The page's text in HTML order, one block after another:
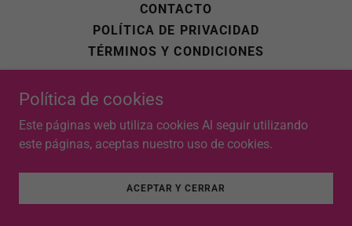
CONTACTO
POLÍTICA DE PRIVACIDAD
TÉRMINOS Y CONDICIONES
Política de cookies
Este páginas web utiliza cookies Al seguir utilizando
este páginas, aceptas nuestro uso de cookies.
ACEPTAR Y CERRAR